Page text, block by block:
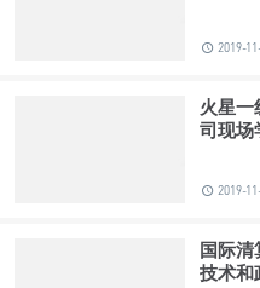
2019-
火星一
司现场
2019-
国际清
技术和